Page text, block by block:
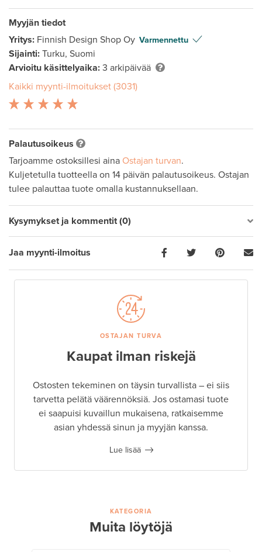
Myyjän tiedot
Yritys: Finnish Design Shop Oy Varmennettu
Sijainti: Turku, Suomi
Arvioitu käsittelyaika: 3 arkipäivää
Kaikki myynti-ilmoitukset (3031)
Palautusoikeus
Tarjoamme ostoksillesi aina Ostajan turvan.
Kuljetetulla tuotteella on 14 päivän palautusoikeus. Ostajan
tulee palauttaa tuote omalla kustannuksellaan.
Kysymykset ja kommentit (0)
Jaa myynti-ilmoitus
OSTAJAN TURVA
Kaupat ilman riskejä
Ostosten tekeminen on täysin turvallista – ei siis
tarvetta pelätä väärennöksiä. Jos ostamasi tuote
ei saapuisi kuvaillun mukaisena, ratkaisemme
asian yhdessä sinun ja myyjän kanssa.
Lue lisää
KATEGORIA
Muita löytöjä